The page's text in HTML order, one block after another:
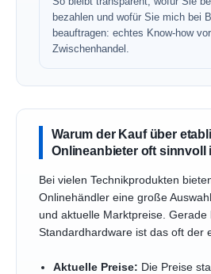
bezahlen und wofür Sie mich bei
beauftragen: echtes Know-how
Zwischenhandel.
Warum der Kauf über
Onlineanbieter oft sinnvoll
Bei vielen Technikprodukten
Onlinehändler eine große
und aktuelle Marktpreise. Gerade
Standardhardware ist das oft der
Aktuelle Preise: Die Preise